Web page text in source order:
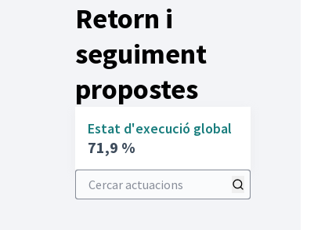
Retorn i
seguiment
propostes
Estat d'execució global
71,9 %
Cercar actuacions